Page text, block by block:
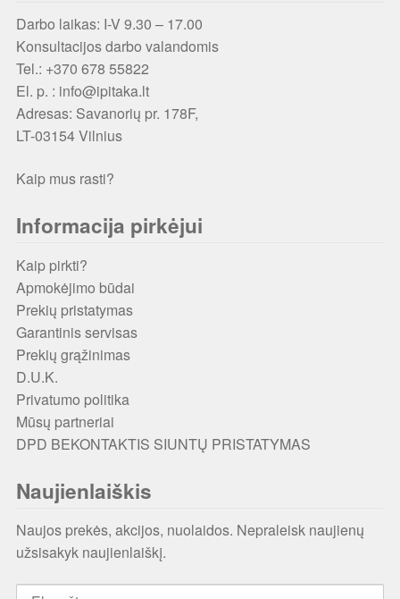
Darbo laikas: I-V 9.30 – 17.00
Konsultacijos darbo valandomis
Tel.: +370 678 55822
El. p. : info@ipitaka.lt
Adresas: Savanorių pr. 178F,
LT-03154 Vilnius
Kaip mus rasti?
Informacija pirkėjui
Kaip pirkti?
Apmokėjimo būdai
Prekių pristatymas
Garantinis servisas
Prekių grąžinimas
D.U.K.
Privatumo politika
Mūsų partneriai
DPD BEKONTAKTIS SIUNTŲ PRISTATYMAS
Naujienlaiškis
Naujos prekės, akcijos, nuolaidos. Nepraleisk naujienų
užsisakyk naujienlaiškį.